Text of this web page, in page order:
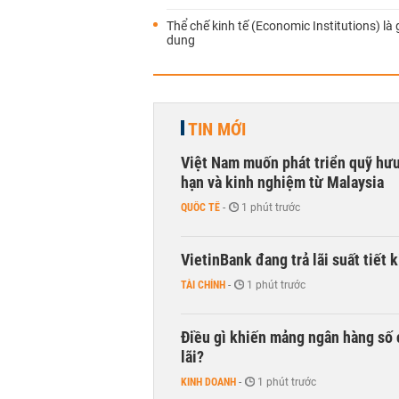
Thể chế kinh tế (Economic Institutions) là
dung
TIN MỚI
Việt Nam muốn phát triển quỹ
hạn và kinh nghiệm từ Malaysia
QUỐC TẾ - 1 phút trước
VietinBank đang trả lãi suất tiết
TÀI CHÍNH - 1 phút trước
Điều gì khiến mảng ngân hàng số
lãi?
KINH DOANH - 1 phút trước